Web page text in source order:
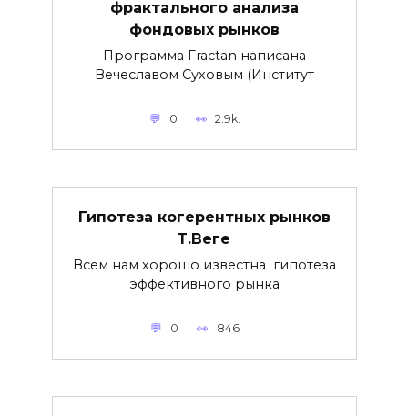
фрактального анализа
фондовых рынков
Программа Fractan написана
Вечеславом Суховым (Институт
0 2.9k.
Гипотеза когерентных рынков
Т.Веге
Всем нам хорошо известна гипотеза
эффективного рынка
0 846